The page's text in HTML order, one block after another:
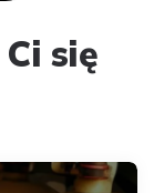
się